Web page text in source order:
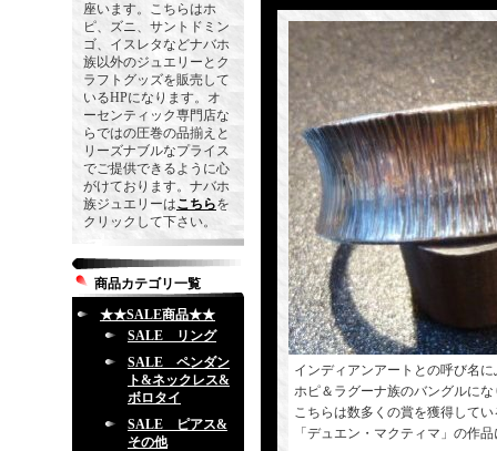
座います。こちらはホ
ピ、ズニ、サントドミン
ゴ、イスレタなどナバホ
族以外のジュエリーとク
ラフトグッズを販売して
いるHPになります。オ
ーセンティック専門店な
らではの圧巻の品揃えと
リーズナブルなプライス
でご提供できるように心
がけております。ナバホ
族ジュエリーはこちらを
クリックして下さい。
商品カテゴリ一覧
★★SALE商品★★
SALE リング
SALE ペンダン
ト&ネックレス&
ボロタイ
SALE ピアス&
その他
インディアンアートとの呼び名
ホピ＆ラグーナ族のバングルにな
こちらは数多くの賞を獲得して
「デュエン・マクティマ」の作